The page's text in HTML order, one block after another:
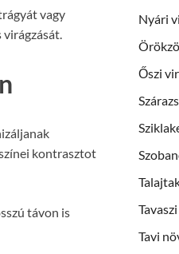
vagy
virágzását.
kontrasztot
távon is
Nyári
Őszi
Tavi